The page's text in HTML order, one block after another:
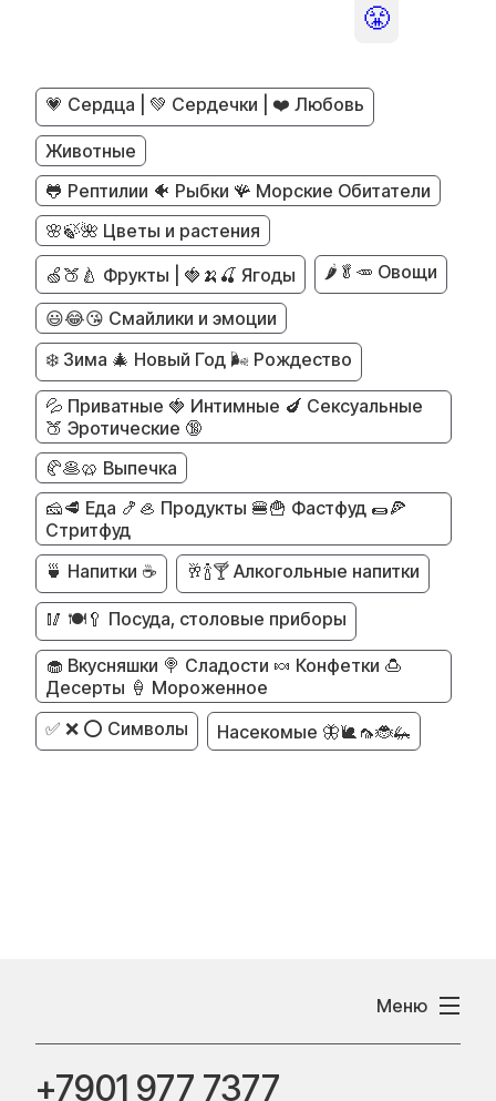
😤
💗 Сердца | 💚 Сердечки | ❤️ Любовь
Животные
🐸 Рептилии 🐠 Рыбки 🪸 Морские Обитатели
🌸🍃🌺 Цветы и растения
🍏🍑🍐 Фрукты | 🍓🍌🍒 Ягоды
🌶️🥬🥕 Овощи
😃😂😘 Смайлики и эмоции
❄️ Зима 🎄 Новый Год 🌬️ Рождество
💦 Приватные 🍓 Интимные 🍆 Сексуальные
🍑 Эротические 🔞
🥐🥞🥨 Выпечка
🧀🥩 Еда 🍤🦪 Продукты 🍔🍟 Фастфуд 🌯🍕
Стритфуд
🍵 Напитки ☕
🥂🍾🍸 Алкогольные напитки
🥢 🍽️🥄 Посуда, столовые приборы
🧁 Вкусняшки 🍭 Сладости 🍬 Конфетки 🍮
Десерты 🍦 Мороженное
✅ ❌ ⭕ Символы
Насекомые 🦋🐌🦟🐞🦗
Меню
+7901 977 7377